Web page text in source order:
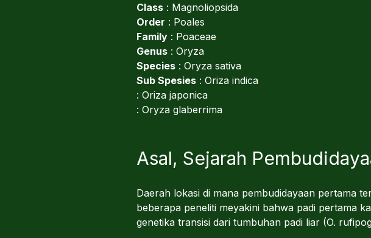
Class : Magnoliopsida
Order : Poales
Family : Poaceae
Genus : Oryza
Species : Oryza sativa
Sub Spesies : Oriza indica
: Oriza japonica
: Oryza glaberrima
Asal, Sejarah
Daerah lokasi di mana pembudidayaan pertama
beberapa peneliti meyakini bahwa padi pertama
genetika transisi dari tumbuhan padi liar (O.